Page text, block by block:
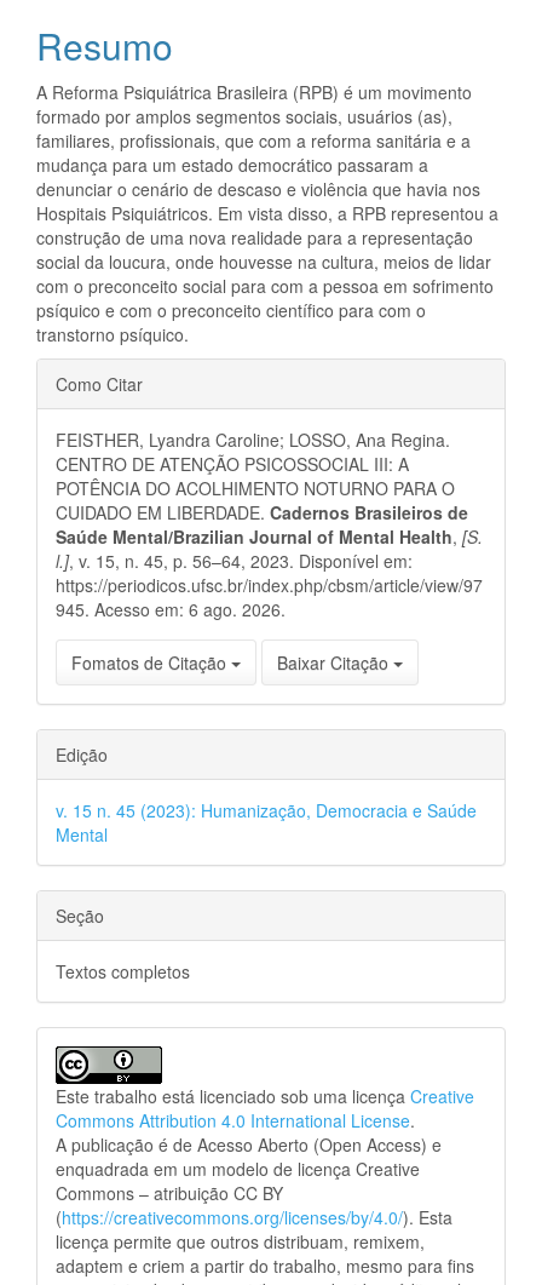
principal
Resumo
A Reforma Psiquiátrica Brasileira (RPB) é um movimento
formado por amplos segmentos sociais, usuários (as),
familiares, profissionais, que com a reforma sanitária e a
mudança para um estado democrático passaram a
denunciar o cenário de descaso e violência que havia nos
Hospitais Psiquiátricos. Em vista disso, a RPB representou a
construção de uma nova realidade para a representação
social da loucura, onde houvesse na cultura, meios de lidar
com o preconceito social para com a pessoa em sofrimento
psíquico e com o preconceito científico para com o
transtorno psíquico.
Detalhes
do
artigo
Como Citar
FEISTHER, Lyandra Caroline; LOSSO, Ana Regina.
CENTRO DE ATENÇÃO PSICOSSOCIAL III: A
POTÊNCIA DO ACOLHIMENTO NOTURNO PARA O
CUIDADO EM LIBERDADE. Cadernos Brasileiros de
Saúde Mental/Brazilian Journal of Mental Health, [S.
l.], v. 15, n. 45, p. 56–64, 2023. Disponível em:
https://periodicos.ufsc.br/index.php/cbsm/article/view/97
945. Acesso em: 6 ago. 2026.
Fomatos de Citação Baixar Citação
Edição
v. 15 n. 45 (2023): Humanização, Democracia e Saúde
Mental
Seção
Textos completos
Este trabalho está licenciado sob uma licença Creative
Commons Attribution 4.0 International License.
A publicação é de Acesso Aberto (Open Access) e
enquadrada em um modelo de licença Creative
Commons – atribuição CC BY
(https://creativecommons.org/licenses/by/4.0/). Esta
licença permite que outros distribuam, remixem,
adaptem e criem a partir do trabalho, mesmo para fins